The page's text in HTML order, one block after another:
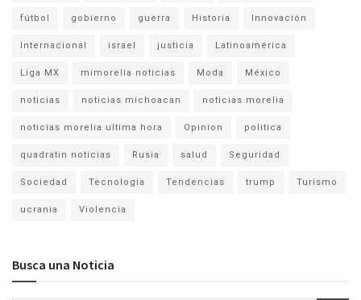
fútbol gobierno guerra Historia Innovación
Internacional israel justicia Latinoamérica
Liga MX mimorelia noticias Moda México
noticias noticias michoacan noticias morelia
noticias morelia ultima hora Opinion politica
quadratin noticias Rusia salud Seguridad
Sociedad Tecnología Tendencias trump Turismo
ucrania Violencia
Busca una Noticia